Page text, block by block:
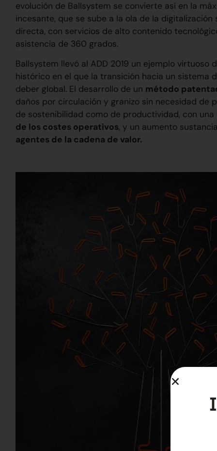
evolución de Ballsystem se convierte así en la
incesante, que se sube a la ola de la
directa, con servicios de alto contenido
asistencia de 360 grados.
Ballsystem llevó al ADD 2019 un ejemplo
histórico en el que la transición hacia un sistema
deber global. El desarrollo de un método
daños por circulación y granizo sin necesidad
de sostenibilidad como de productividad, con
de los costes operativos, y un aumento
agentes de la cadena de valor.